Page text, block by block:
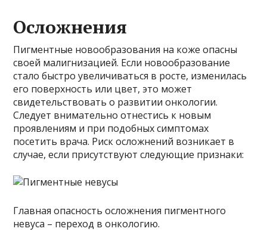
Осложнения
Пигментные новообразования на коже опасны
своей малигнизацией. Если новообразование
стало быстро увеличиваться в росте, изменилась
его поверхность или цвет, это может
свидетельствовать о развитии онкологии.
Следует внимательно отнестись к новым
проявлениям и при подобных симптомах
посетить врача. Риск осложнений возникает в
случае, если присутствуют следующие признаки:
Главная опасность осложнения пигментного
невуса – переход в онкологию.